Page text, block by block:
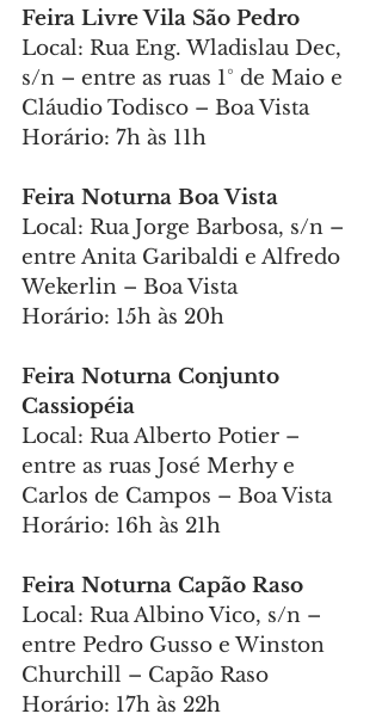
Feira Livre Vila São Pedro
Local: Rua Eng. Wladislau Dec,
s/n – entre as ruas 1° de Maio e
Cláudio Todisco – Boa Vista
Horário: 7h às 11h
Feira Noturna Boa Vista
Local: Rua Jorge Barbosa, s/n –
entre Anita Garibaldi e Alfredo
Wekerlin – Boa Vista
Horário: 15h às 20h
Feira Noturna Conjunto
Cassiopéia
Local: Rua Alberto Potier –
entre as ruas José Merhy e
Carlos de Campos – Boa Vista
Horário: 16h às 21h
Feira Noturna Capão Raso
Local: Rua Albino Vico, s/n –
entre Pedro Gusso e Winston
Churchill – Capão Raso
Horário: 17h às 22h